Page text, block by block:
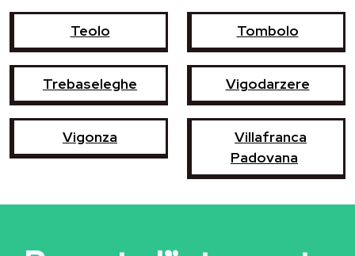
Teolo Tombolo
Trebaseleghe Vigodarzere
Vigonza
Villafranca
Padovana